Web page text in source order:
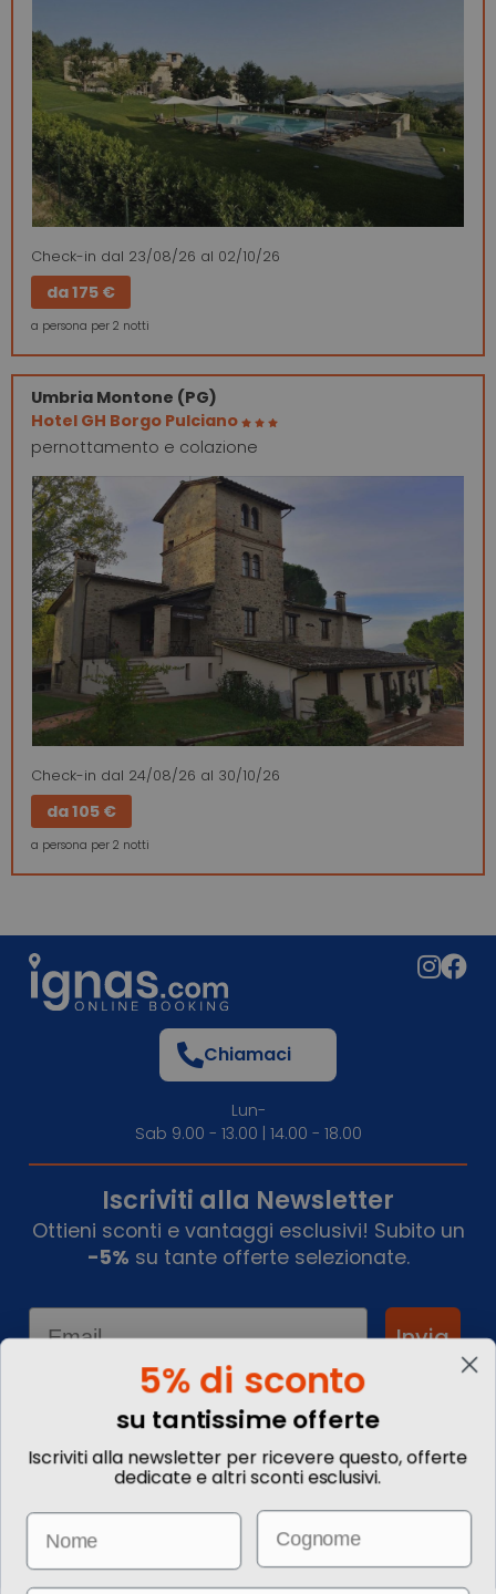
Check-in dal 23/08/26 al 02/10/26
da175 €
a persona per 2 notti
Umbria Montone (PG)
Hotel GH Borgo Pulciano
pernottamento e colazione
Check-in dal 24/08/26 al 30/10/26
da105 €
a persona per 2 notti
Informazioni
Come prenotare
Informazioni Legali
Chiamaci
Lun-
Sab 9.00 - 13.00 | 14.00 - 18.00
Iscriviti alla Newsletter
Ottieni sconti e vantaggi esclusivi! Subito un
-5% su tante offerte selezionate.
Email
Invia
5% di sconto
su tantissime offerte
Iscriviti alla newsletter per ricevere questo, offerte
dedicate e altri sconti esclusivi.
Name Email